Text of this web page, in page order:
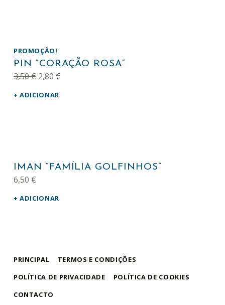
PIN “CORAÇÃO ROSA”
PROMOÇÃO!
3,50€ O preço original era: 3,50 €.
2,80 €O preço atual é: 2,80 €.
ADICIONAR
IMAN “FAMÍLIA GOLFINHOS”
6,50 €
ADICIONAR
PRINCIPAL
TERMOS E CONDIÇÕES
POLÍTICA DE PRIVACIDADE
POLÍTICA DE COOKIES
CONTACTO